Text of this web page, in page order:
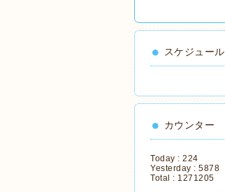
スケジュール
カウンター
Today : 224
Yesterday : 5878
Total : 1271205